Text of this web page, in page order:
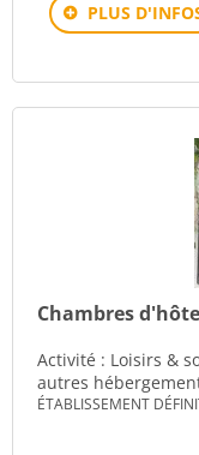
PLUS
Chambres
Activité : Loisirs &
autres
ÉTABLISSEMENT